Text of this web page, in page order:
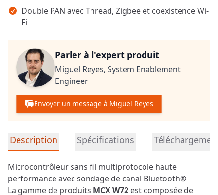
Double PAN avec Thread, Zigbee et coexistence Wi-
Fi
Parler à l'expert produit
Miguel Reyes, System Enablement
Engineer
Envoyer un message à Miguel Reyes
Informations détaillées sur le produit
Description Spécifications
Microcontrôleur sans fil multiprotocole haute
performance avec sondage de canal Bluetooth®
La gamme de produits MCX W72 est composée de